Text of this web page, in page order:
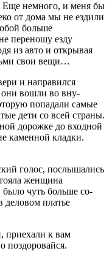
немного, и меня бы
от дома мы не ездили
боль­ше
переношу езду
из авто и открывая
свои вещи…
и направился
они вошли во вну­
попадали са­мые
дети со всей страны.
дорожке до входной
камен­ной кладки.
голос, послыша­лись
женщина
было чуть больше со­
деловом платье
приехали к вам
поздоровайся.